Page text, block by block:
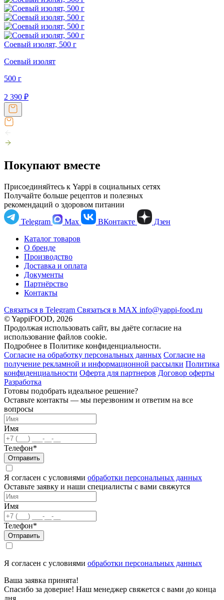
Соевый изолят, 500 г
Соевый изолят
500 г
2 390 ₽
Покупают вместе
Присоединяйтесь к Yappi в социальных сетях
Получайте больше рецептов и полезных
рекомендаций о здоровом питании
Telegram
Max ВКонтакте
Дзен
Каталог товаров
О бренде
Производство
Доставка и оплата
Документы
Партнёрство
Контакты
Связаться в Telegram Связаться в МАХ info@yappi-food.ru
© YappiFOOD, 2026
Продолжая использовать сайт, вы даёте согласие на
использование файлов cookie.
Подробнее в Политике конфиденциальности.
Согласие на обработку персональных данных Согласие на
получение рекламной и информационной рассылки Политика
конфиденциальности Оферта для партнеров Договор оферты
Разработка
Готовы подобрать идеальное решение?
Оставьте контакты — мы перезвоним и ответим на все
вопросы
Имя
Телефон*
Отправить
Я согласен с условиями обработки персональных данных
Оставьте заявку и наши специалисты с вами свяжутся
Имя
Телефон*
Отправить
Я согласен с условиями обработки персональных данных
Ваша заявка принята!
Спасибо за доверие! Наш менеджер свяжется с вами до конца
дня